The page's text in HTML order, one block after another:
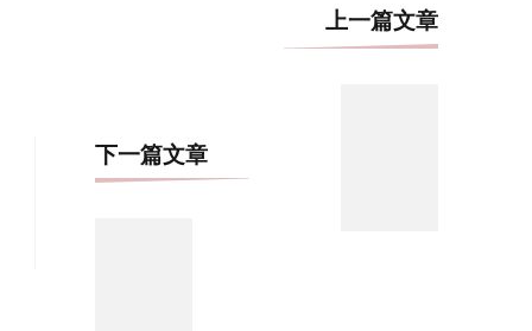
上一篇文章
下一篇文章